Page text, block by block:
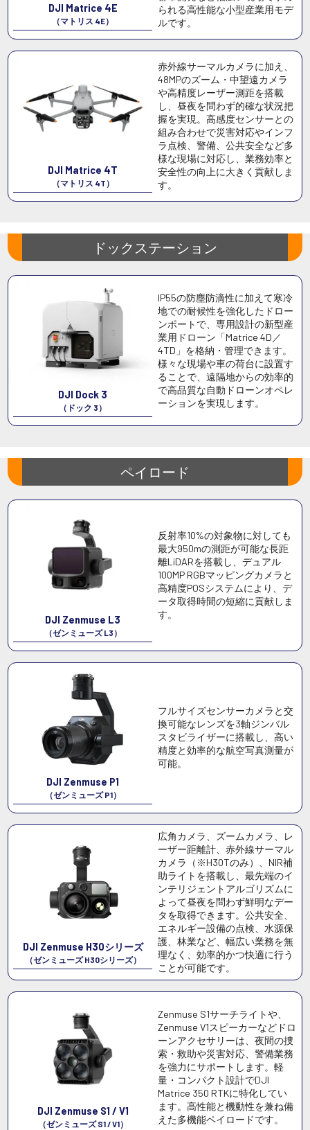
DJI Matrice 4E
（マトリス 4E）
られる高性能な小型産業用モデ
ルです。
DJI Matrice 4T
（マトリス 4T）
赤外線サーマルカメラに加え、
48MPのズーム・中望遠カメラ
や高精度レーザー測距を搭載
し、昼夜を問わず的確な状況把
握を実現。高感度センサーとの
組み合わせで災害対応やインフ
ラ点検、警備、公共安全など多
様な現場に対応し、業務効率と
安全性の向上に大きく貢献しま
す。
ドックステーション
DJI Dock 3
（ドック 3）
IP55の防塵防滴性に加えて寒冷
地での耐候性を強化したドロー
ンポートで、専用設計の新型産
業用ドローン「Matrice 4D／
4TD」を格納・管理できます。
様々な現場や車の荷台に設置す
ることで、遠隔地からの効率的
で高品質な自動ドローンオペレ
ーションを実現します。
ペイロード
DJI Zenmuse L3
（ゼンミューズ L3）
反射率10%の対象物に対しても
最大950mの測距が可能な長距
離LiDARを搭載し、デュアル
100MP RGBマッピングカメラと
高精度POSシステムにより、デ
ータ取得時間の短縮に貢献しま
す。
DJI Zenmuse P1
（ゼンミューズ P1）
フルサイズセンサーカメラと交
換可能なレンズを3軸ジンバル
スタビライザーに搭載し、高い
精度と効率的な航空写真測量が
可能。
DJI Zenmuse H30シリーズ
（ゼンミューズ H30シリーズ）
広角カメラ、ズームカメラ、レ
ーザー距離計、赤外線サーマル
カメラ（※H30Tのみ）、NIR補
助ライトを搭載し、最先端のイ
ンテリジェントアルゴリズムに
よって昼夜を問わず鮮明なデー
タを取得できます。公共安全、
エネルギー設備の点検、水源保
護、林業など、幅広い業務を無
理なく、効率的かつ快適に行う
ことが可能です。
DJI Zenmuse S1 / V1
（ゼンミューズ S1 / V1）
Zenmuse S1サーチライトや、
Zenmuse V1スピーカーなどドロ
ーンアクセサリーは、夜間の捜
索・救助や災害対応、警備業務
を強力にサポートします。軽
量・コンパクト設計でDJI
Matrice 350 RTKに特化してい
ます。高性能と機動性を兼ね備
えた多機能ペイロードです。